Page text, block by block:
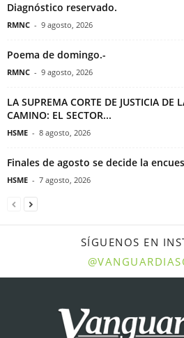
Diagnóstico reservado.
RMNC - 9 agosto, 2026
Poema de domingo.-
RMNC - 9 agosto, 2026
LA SUPREMA CORTE DE JUSTICIA DE
CAMINO: EL SECTOR...
HSME - 8 agosto, 2026
Finales de agosto se decide la
HSME - 7 agosto, 2026
SÍGUENOS EN